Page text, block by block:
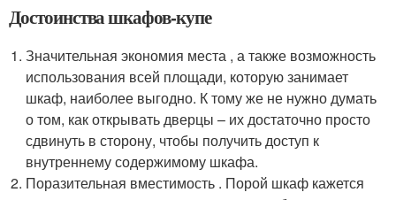
Достоинства шкафов-купе
Значительная экономия места , а также возможность
использования всей площади, которую занимает
шкаф, наиболее выгодно. К тому же не нужно думать
о том, как открывать дверцы – их достаточно просто
сдвинуть в сторону, чтобы получить доступ к
внутреннему содержимому шкафа.
Поразительная вместимость . Порой шкаф кажется